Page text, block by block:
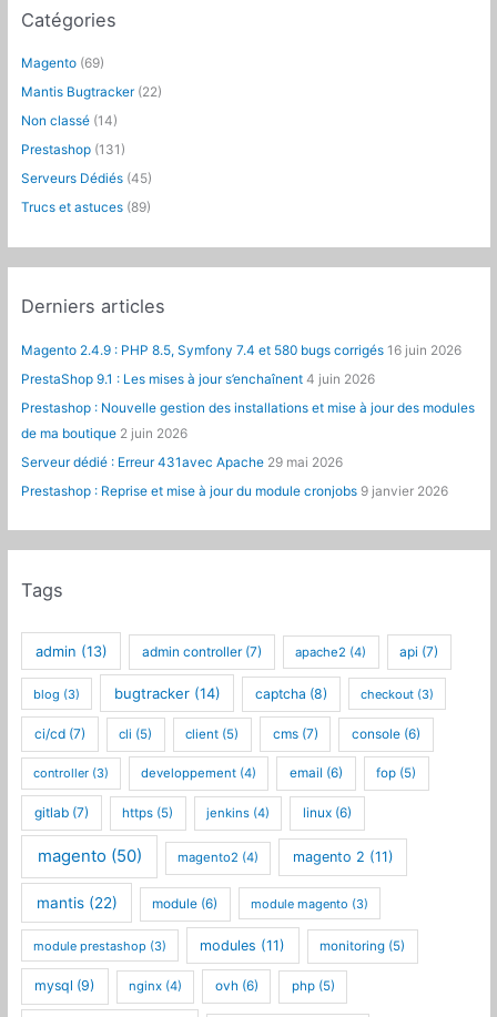
r
e
r
:
Catégories
Magento (69)
Mantis Bugtracker (22)
Non classé (14)
Prestashop (131)
Serveurs Dédiés (45)
Trucs et astuces (89)
Derniers articles
Magento 2.4.9 : PHP 8.5, Symfony 7.4 et 580 bugs corrigés 16 juin 2026
PrestaShop 9.1 : Les mises à jour s’enchaînent 4 juin 2026
Prestashop : Nouvelle gestion des installations et mise à jour des modules
de ma boutique 2 juin 2026
Serveur dédié : Erreur 431avec Apache 29 mai 2026
Prestashop : Reprise et mise à jour du module cronjobs 9 janvier 2026
Tags
admin (13) admin controller(7) apache2 (4) api (7)
blog (3) bugtracker(14) captcha (8) checkout (3)
ci/cd (7) cli (5) client (5) cms(7) console (6)
controller (3) developpement (4) email (6) fop (5)
gitlab (7) https (5) jenkins (4) linux(6)
magento (50) magento2 (4) magento 2 (11)
mantis(22) module (6) module magento (3)
module prestashop (3) modules (11) monitoring (5)
mysql (9) nginx(4) ovh (6) php(5)